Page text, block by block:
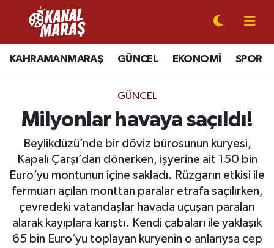
KAHRAMANMARAŞ GÜNCEL EKONOMİ SPOR
GÜNCEL
Milyonlar havaya saçıldı!
Beylikdüzü’nde bir döviz bürosunun kuryesi,
Kapalı Çarşı’dan dönerken, işyerine ait 150 bin
Euro’yu montunun içine sakladı. Rüzgarın etkisi ile
fermuarı açılan monttan paralar etrafa saçılırken,
çevredeki vatandaşlar havada uçuşan paraları
alarak kayıplara karıştı. Kendi çabaları ile yaklaşık
65 bin Euro’yu toplayan kuryenin o anlarıysa cep
CANLI YAYIN
KAHRAMANMARAŞ
GÜNCEL
SPOR
SİYASET
EKONOMİ
GÜNDEM
Kahramanmaraş Nöbetçi Eczaneler
Kahramanmaraş Hava Durumu
Kahramanmaraş Namaz Vakitleri
Kahramanmaraş Trafik Yoğunluk Haritası
Süper Lig Puan Durumu ve Fikstür
Tüm Manşetler
Son Dakika Haberleri